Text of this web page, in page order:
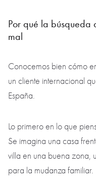
Por qué la búsqueda
mal
Conocemos bien cómo
un cliente internacional
España.
Lo primero en lo que
Se imagina una casa
villa en una buena zona,
para la mudanza familiar.